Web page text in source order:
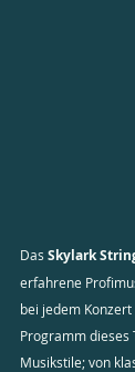
Das Skylark
erfahrene
bei jedem
Programm dieses
Musikstile; von